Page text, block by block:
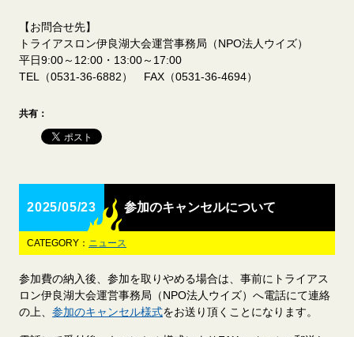
【お問合せ先】
トライアスロン伊良湖大会運営事務局（NPO法人ウイズ）
平日9:00～12:00・13:00～17:00
TEL（0531-36-6882） FAX（0531-36-4694）
共有：
2025/05/23 参加のキャンセルについて
CATEGORY： ニュース
参加費の納入後、参加を取りやめる場合は、事前にトライアス
ロン伊良湖大会運営事務局（NPO法人ウイズ）へ電話にて連絡
の上、 参加のキャンセル様式をお送り頂くことになります。